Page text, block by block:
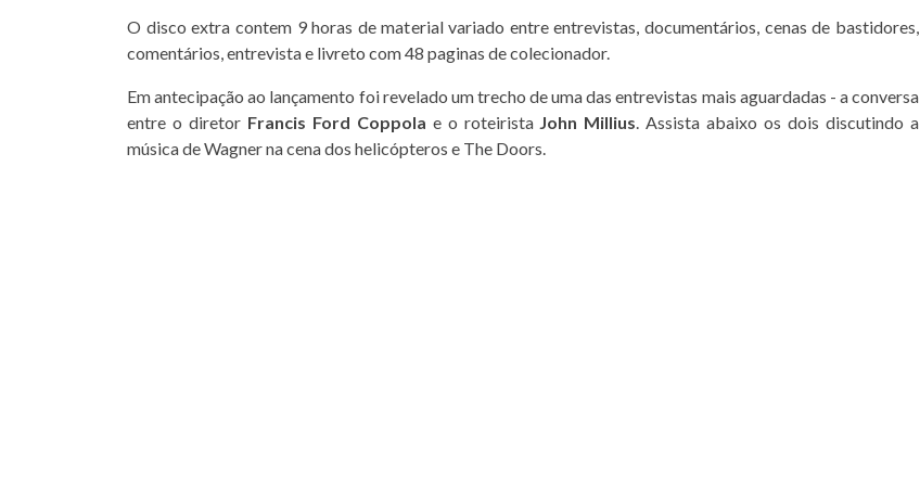
O disco extra contem 9 horas de material variado entre entrevistas, documentários, cenas de bastidores,
comentários, entrevista e livreto com 48 paginas de colecionador.
Em antecipação ao lançamento foi revelado um trecho de uma das entrevistas mais aguardadas - a conversa
entre o diretor Francis Ford Coppola e o roteirista John Millius. Assista abaixo os dois discutindo a
música de Wagner na cena dos helicópteros e The Doors.